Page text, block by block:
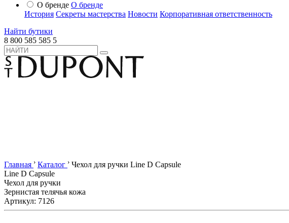
О бренде О бренде
История Секреты мастерства Новости Корпоративная ответственность
Найти бутики
8 800 585 585 5
Главная › Каталог › Чехол для ручки Line D Capsule
Line D Capsule
Чехол для ручки
Зернистая телячья кожа
Артикул: 7126